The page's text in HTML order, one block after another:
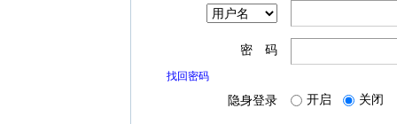
密 码
找回密码
隐身登录 开启 关闭